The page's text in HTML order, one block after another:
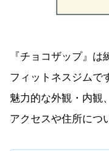
『チョコザップ』
フィットネスジムで
魅力的な外観・内観
アクセスや住所につ